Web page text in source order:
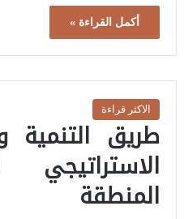
أكمل القراءة »
الاكثر قراءة
طريق التنمية
المنطقة